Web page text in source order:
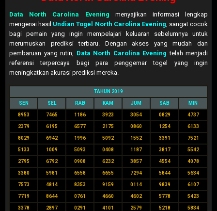
Data North Carolina Evening menyajikan informasi lengkap
mengenai hasil Undian Togel North Carolina Evening , sangat cocok
bagi pemain yang ingin mempelajari keluaran sebelumnya untuk
merumuskan prediksi terbaru. Dengan akses yang mudah dan
pembaruan yang rutin, Data North Carolina Evening telah menjadi
referensi terpercaya bagi para penggemar togel yang ingin
meningkatkan akurasi prediksi mereka.
TAHUN 2019
SEN SEL RAB KAM JUM SAB MIN
8953 7465 1186 3923 3054 0829 4737
2379 6195 6577 2175 0860 1254 6133
8029 6942 1996 5092 1552 3391 7521
5133 1009 5093 0408 1187 3817 5542
2795 6792 0908 6232 3857 4554 4078
3380 5981 6558 6655 7294 5844 5634
7573 4814 8353 9159 0114 9839 6107
7719 8644 0761 4660 4602 5778 5423
3378 2897 0291 4101 2579 5218 5834